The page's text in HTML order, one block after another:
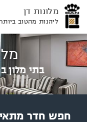
לאזור
תפריט
עליון
לתוכן
המרכזי
לאזור
תפריט
תחתון
מלונות דן
ליהנות מהטוב ביותר
בתי מלון
חפש חדר